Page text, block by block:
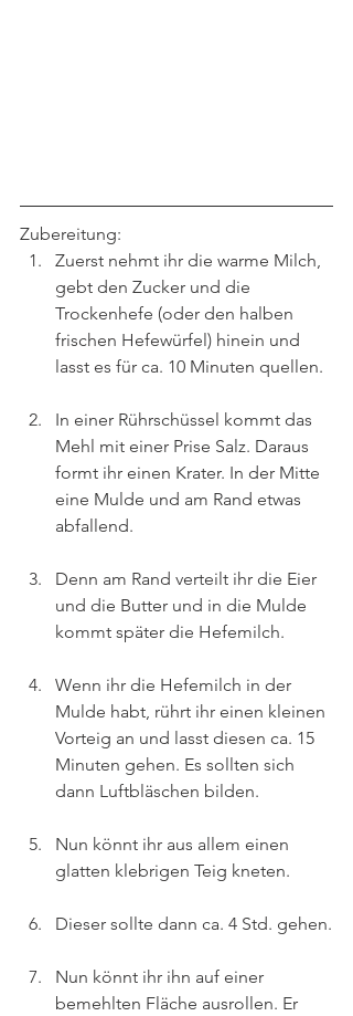
Zubereitung:
Zuerst nehmt ihr die warme Milch,
gebt den Zucker und die
Trockenhefe (oder den halben
frischen Hefewürfel) hinein und
lasst es für ca. 10 Minuten quellen.
In einer Rührschüssel kommt das
Mehl mit einer Prise Salz. Daraus
formt ihr einen Krater. In der Mitte
eine Mulde und am Rand etwas
abfallend.
Denn am Rand verteilt ihr die Eier
und die Butter und in die Mulde
kommt später die Hefemilch.
Wenn ihr die Hefemilch in der
Mulde habt, rührt ihr einen kleinen
Vorteig an und lasst diesen ca. 15
Minuten gehen. Es sollten sich
dann Luftbläschen bilden.
Nun könnt ihr aus allem einen
glatten klebrigen Teig kneten.
Dieser sollte dann ca. 4 Std. gehen.
Nun könnt ihr ihn auf einer
bemehlten Fläche ausrollen. Er